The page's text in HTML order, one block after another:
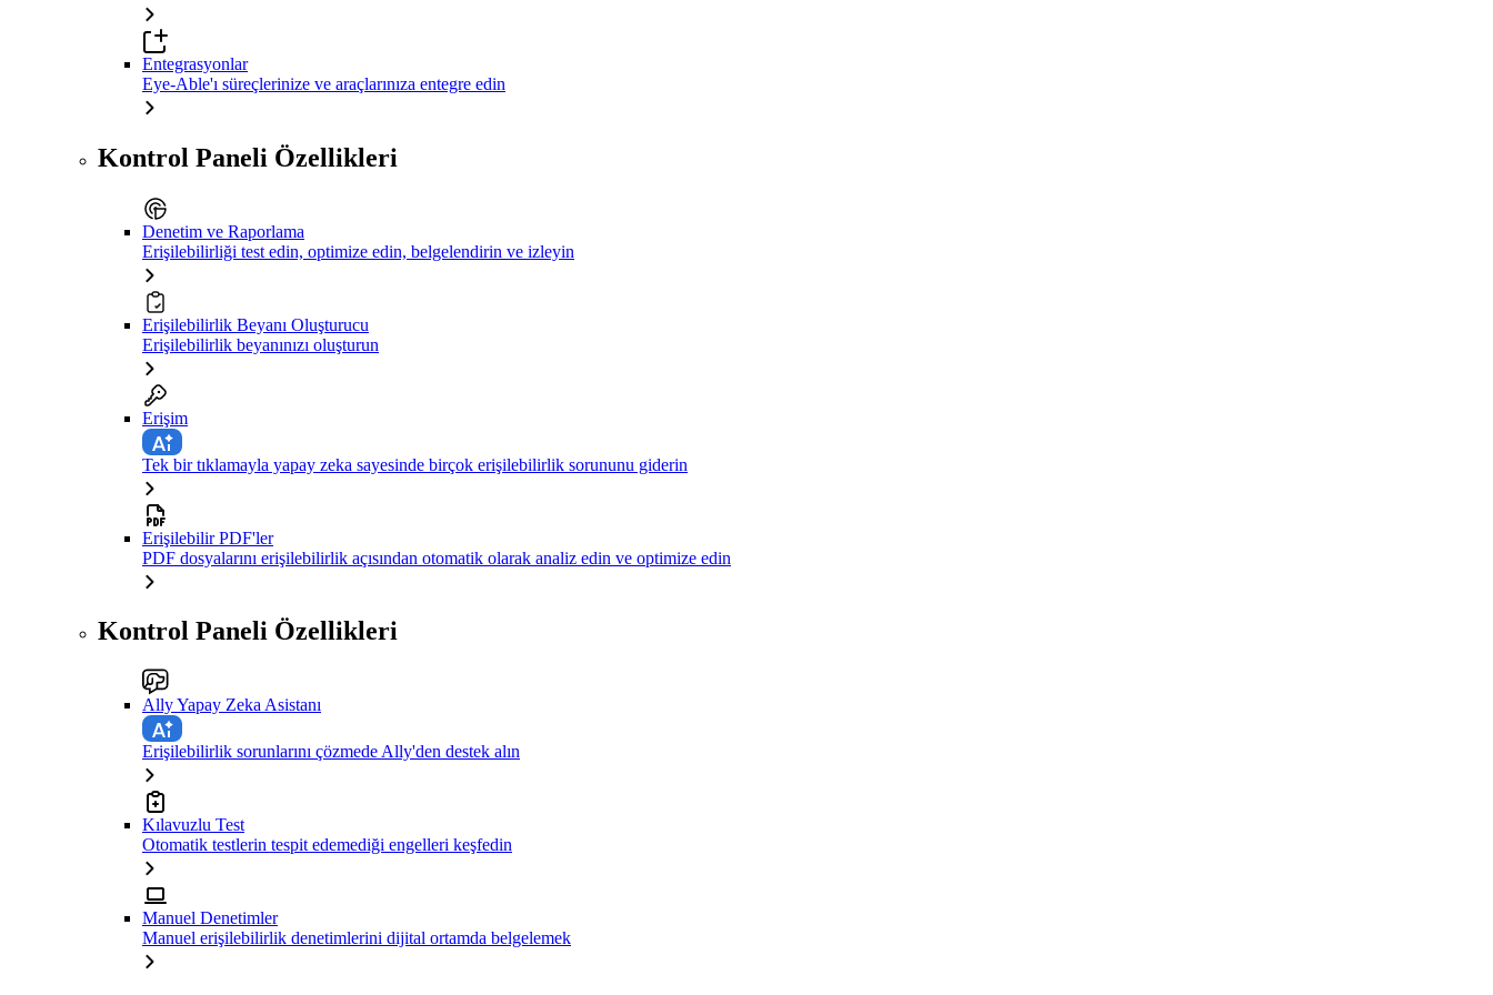
Entegrasyonlar
Eye-Able'ı süreçlerinize ve araçlarınıza entegre edin
Kontrol Paneli Özellikleri
Denetim ve Raporlama
Erişilebilirliği test edin, optimize edin, belgelendirin ve izleyin
Erişilebilirlik Beyanı Oluşturucu
Erişilebilirlik beyanınızı oluşturun
Erişim
Tek bir tıklamayla yapay zeka sayesinde birçok erişilebilirlik sorununu giderin
Erişilebilir PDF'ler
PDF dosyalarını erişilebilirlik açısından otomatik olarak analiz edin ve optimize edin
Kontrol Paneli Özellikleri
Ally Yapay Zeka Asistanı
Erişilebilirlik sorunlarını çözmede Ally'den destek alın
Kılavuzlu Test
Otomatik testlerin tespit edemediği engelleri keşfedin
Manuel Denetimler
Manuel erişilebilirlik denetimlerini dijital ortamda belgelemek